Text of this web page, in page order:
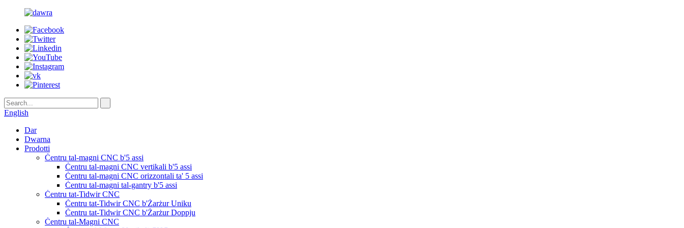
English
Dar
Dwarna
Prodotti
Ċentru tal-magni CNC b'5 assi
Ċentru tal-magni CNC vertikali b'5 assi
Ċentru tal-magni CNC orizzontali ta' 5 assi
Ċentru tal-magni tal-gantry b'5 assi
Ċentru tat-Tidwir CNC
Ċentru tat-Tidwir CNC b'Żarżur Uniku
Ċentru tat-Tidwir CNC b'Żarżur Doppju
Ċentru tal-Magni CNC